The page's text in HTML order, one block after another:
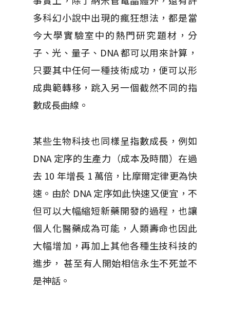
多科幻小說中出現的瘋狂想法，都是當
今大學實驗室中的熱門研究題材，分
子、光、量子、DNA 都可以用來計算，
只要其中任何一種技術成功，便可以形
成典範轉移，跳入另一個截然不同的指
數成長曲線。
某些生物科技也同樣呈指數成長，例如
DNA 定序的生產力（成本及時間）在過
去 10 年增長 1 萬倍，比摩爾定律更為快
速。由於 DNA 定序如此快速又便宜，不
但可以大幅縮短新藥開發的過程，也讓
個人化醫藥成為可能，人類壽命也因此
大幅增加，再加上其他各種生技科技的
進步， 甚至有人開始相信永生不死並不
是神話。